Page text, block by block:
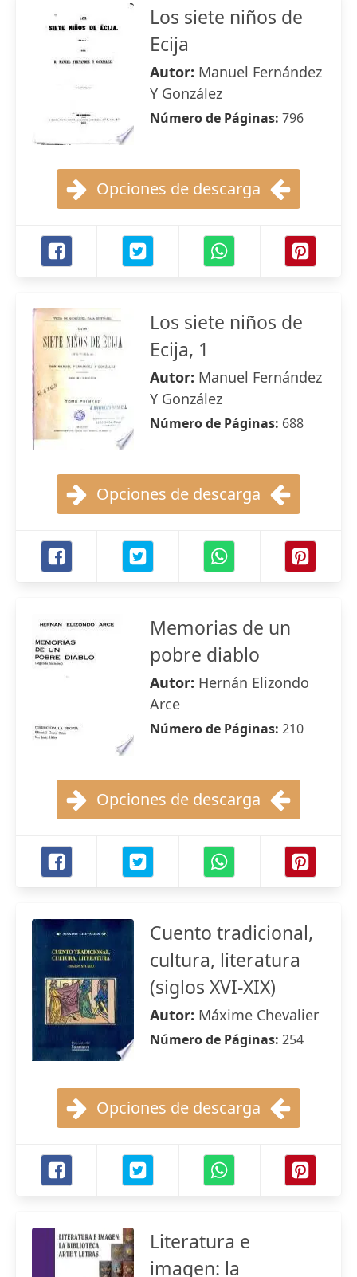
Los siete niños de
Ecija
Autor: Manuel Fernández
Y González
Número de Páginas: 796
Opciones de descarga
Los siete niños de
Ecija, 1
Autor: Manuel Fernández
Y González
Número de Páginas: 688
Opciones de descarga
Memorias de un
pobre diablo
Autor: Hernán Elizondo
Arce
Número de Páginas: 210
Opciones de descarga
Cuento tradicional,
cultura, literatura
(siglos XVI-XIX)
Autor: Máxime Chevalier
Número de Páginas: 254
Opciones de descarga
Literatura e
imagen: la